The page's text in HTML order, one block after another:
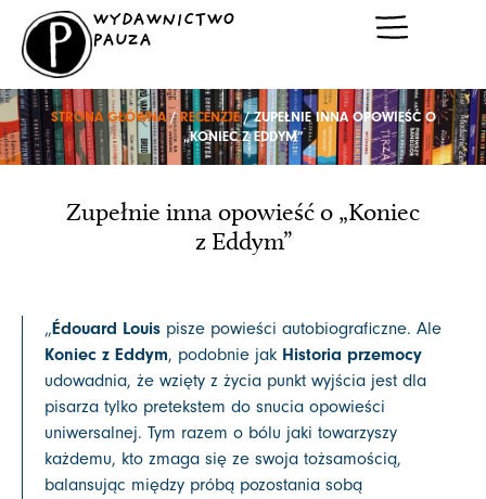
Przejdź
treści
WYDAWNICTWO
PAUZA
STRONA GŁÓWNA/ RECENZJE/ ZUPEŁNIE INNA OPOWIEŚĆ O
„KONIEC Z EDDYM”
Zupełnie inna opowieść o „Koniec
z Eddym”
„Édouard Louispisze powieści autobiograficzne. Ale
Koniec z Eddym, podobnie jak Historia przemocy
udowadnia, że wzięty z życia punkt wyjścia jest dla
pisarza tylko pretekstem do snucia opowieści
uniwersalnej. Tym razem o bólu jaki towarzyszy
każdemu, kto zmaga się ze swoja tożsamością,
balansując między próbą pozostania sobą